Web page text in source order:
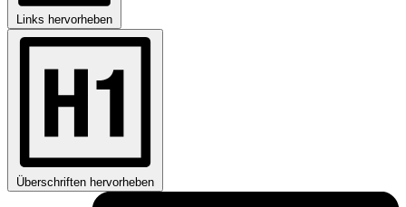
Links hervorheben
Überschriften hervorheben